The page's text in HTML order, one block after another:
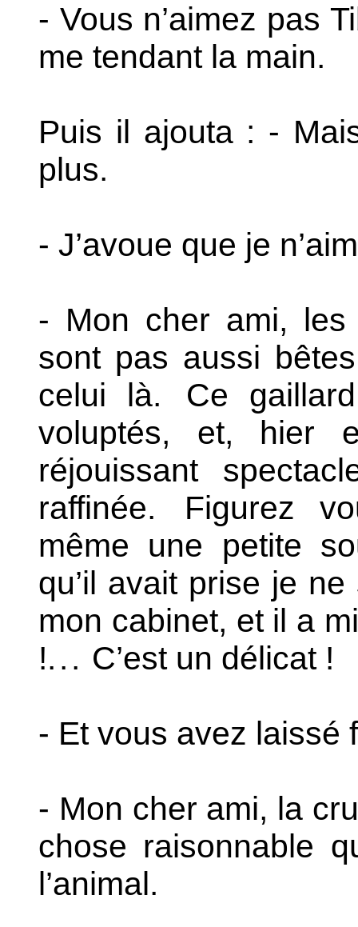
- Vous n’aimez pas
me tendant la main.
Puis il ajouta : -
plus.
- J’avoue que je
- Mon cher ami,
sont pas aussi
celui là.
Ce
voluptés, et, hier
réjouissant
raffinée.
Figurez
même une petite
qu’il avait prise je
mon cabinet, et il a
!. . . C’est un délicat !
- Et vous avez laissé
- Mon cher ami, la
chose raisonnable
l’animal.